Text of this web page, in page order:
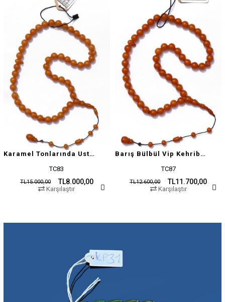
Karamel Tonlarında Usta İşçilikli Tesbih
TC83
TL8.000,00
TL15.000,00
Karşılaştır
Barış Bülbül Vip Kehribar Tesbih
TC87
TL11.700,00
TL12.600,00
Karşılaştır